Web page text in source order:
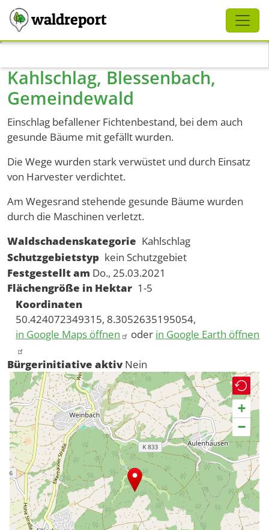
waldreport
Kahlschlag, Blessenbach,
Gemeindewald
Einschlag befallener Fichtenbestand, bei dem auch
gesunde Bäume mit gefällt wurden.
Die Wege wurden stark verwüstet und durch Einsatz
von Harvester verdichtet.
Am Wegesrand stehende gesunde Bäume wurden
durch die Maschinen verletzt.
Waldschadenskategorie Kahlschlag
Schutzgebietstyp kein Schutzgebiet
Festgestellt am Do., 25.03.2021
Flächengröße in Hektar 1-5
Koordinaten
50.424072349315, 8.3052635195054,
in Google Maps öffnen
oder in Google Earth öffnen
Bürgerinitiative aktiv Nein
+
−
Schliessen